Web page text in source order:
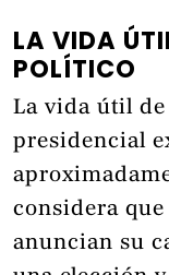
LA VIDA
POLÍTICO
La vida útil de
presidencial
considera
anuncian su